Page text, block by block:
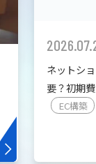
ネットシ
要？初期
を紹介
EC構築